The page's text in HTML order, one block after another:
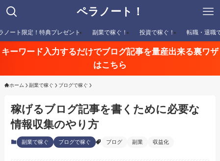
ペラノート！
ノート限定！特典プレゼント 副業で稼ぐ！ 投資で稼ぐ！ 転職・退職
キーワード入力するだけでブログ記事を量産出来る裏ワザ
はこちら
ホーム 副業で稼ぐ ブログで稼ぐ
稼げるブログ記事を書くために必要な
情報収集のやり方
副業で稼ぐ ブログで稼ぐ ブログ 副業 収益化